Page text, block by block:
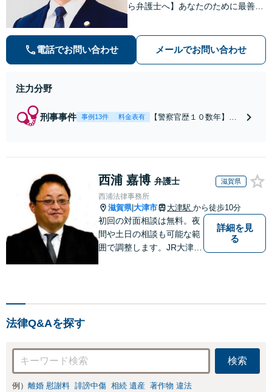
ら弁護士へ】あなたのために最善の
婚などの民事から刑事事件まで幅広
く支援【完全個室】
電話でお問い合わせ メールでお問い合わせ
注力分野
刑事事件 事例13件 料金表有
【警察官歴１０数年】
訴・身柄釈放実績多数！
捜査経験を活かした先回
りのサポートが強み。高
い交渉力で示談成立へ尽
力。少年事件／告訴・告
発の経験多数有り
西浦 嘉博 弁護士 滋賀県
西浦法律事務所
滋賀県|大津市 大津駅 から徒歩10分
初回の対面相談は無料。夜
間や土日の相談も可能な範
囲で調整します。JR大津駅
詳細を見
る
法律Q&Aを探す
検索
例） 離婚 慰謝料 誹謗中傷 相続 遺産 著作物 違法